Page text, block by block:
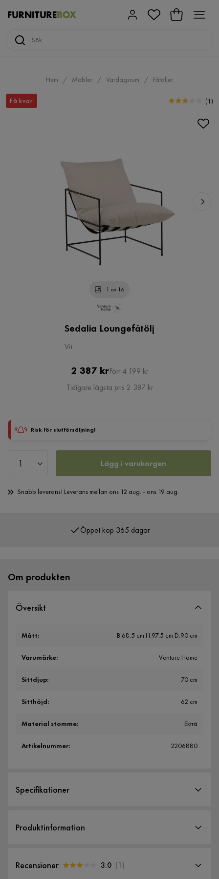
Hem Möbler Vardagsrum Fåtöljer
Få kvar (1 )
1 av 16
Sedalia Loungefåtölj
Vit
Pris
2 387 krOriginal
Pris
Förr 4 199 kr
Tidigare lägsta pris 2 387 kr
Risk för slutförsäljning!
Lägg i varukorgen
Snabb leverans! Leverans mellan ons 12 aug. - ons 19 aug.
Om produkten
Översikt
Mått: B:68.5 cm H:97.5 cm D:90 cm
Varumärke: Venture Home
Sittdjup: 70 cm
Sitthöjd: 62 cm
Material stomme: Ekträ
Artikelnummer: 2206880
Specifikationer
Storlek
Produktinformation
Recensioner 3.0 (1)